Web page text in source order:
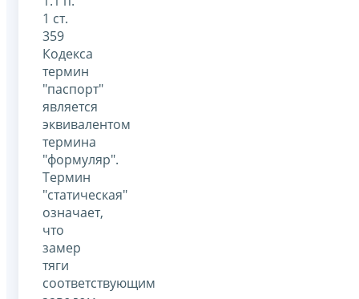
1 ст.
359
Кодекса
термин
"паспорт"
является
эквивалентом
термина
"формуляр".
Термин
"статическая"
означает,
что
замер
тяги
соответствующим